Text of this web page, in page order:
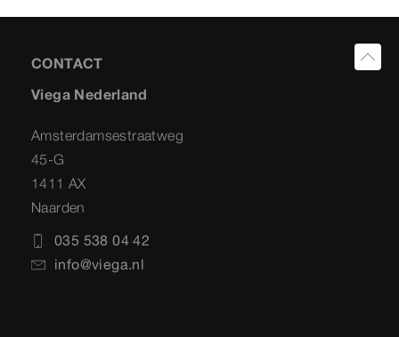
CONTACT
Viega Nederland
Amsterdamsestraatweg
45-G
1411 AX
Naarden
035 538 04 42
info@viega.nl